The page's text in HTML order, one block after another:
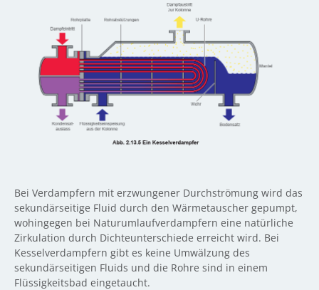
Bei Verdampfern mit erzwungener Durchströmung wird das
sekundärseitige Fluid durch den Wärmetauscher gepumpt,
wohingegen bei Naturumlaufverdampfern eine natürliche
Zirkulation durch Dichteunterschiede erreicht wird. Bei
Kesselverdampfern gibt es keine Umwälzung des
sekundärseitigen Fluids und die Rohre sind in einem
Flüssigkeitsbad eingetaucht.